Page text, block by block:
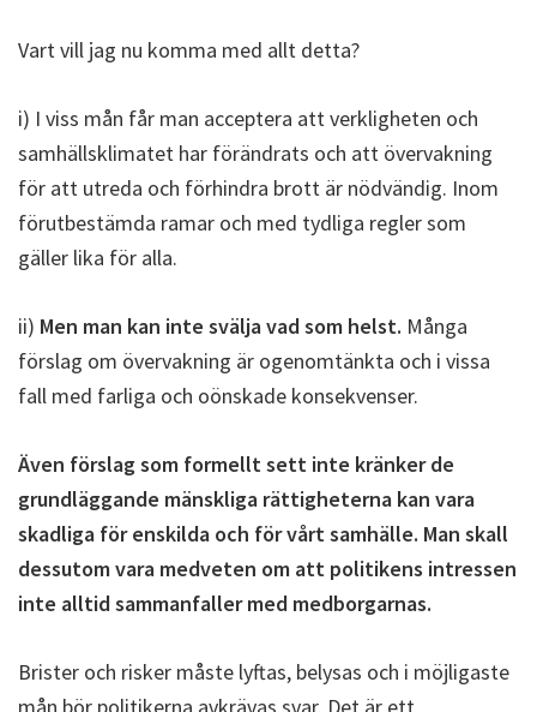
Vart vill jag nu komma med allt detta?
i) I viss mån får man acceptera att verkligheten och
samhällsklimatet har förändrats och att övervakning
för att utreda och förhindra brott är nödvändig. Inom
förutbestämda ramar och med tydliga regler som
gäller lika för alla.
ii) Men man kan inte svälja vad som helst. Många
förslag om övervakning är ogenomtänkta och i vissa
fall med farliga och oönskade konsekvenser.
Även förslag som formellt sett inte kränker de
grundläggande mänskliga rättigheterna kan vara
skadliga för enskilda och för vårt samhälle. Man skall
dessutom vara medveten om att politikens intressen
inte alltid sammanfaller med medborgarnas.
Brister och risker måste lyftas, belysas och i möjligaste